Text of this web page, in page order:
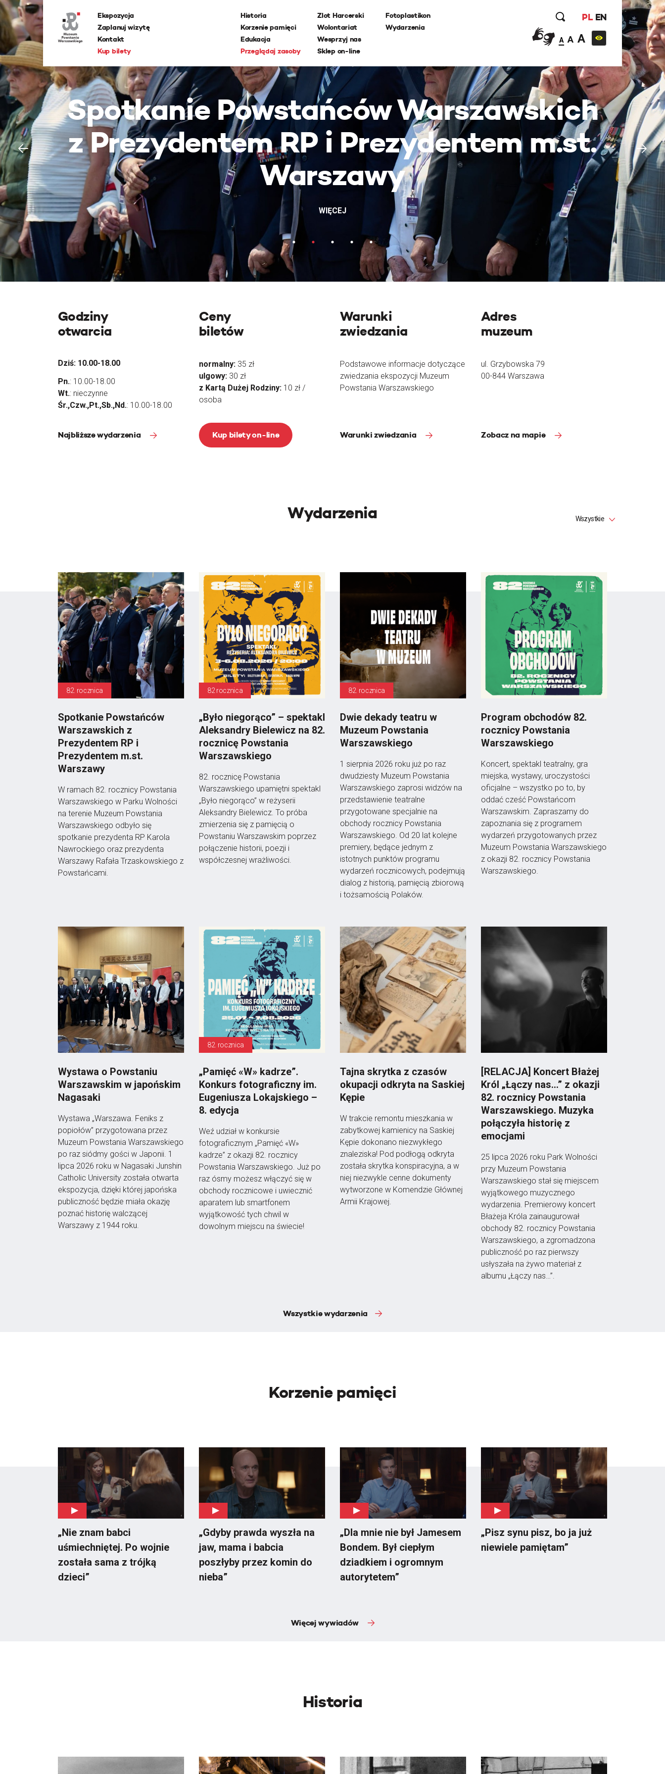
Ekspozycja
Zaplanuj wizytę
Kontakt
Kup bilety
Historia
Korzenie pamięci
Edukacja
Przeglądaj zasoby
Zlot Harcerski
Wolontariat
Wesprzyj nas
Sklep on-line
Fotoplastikon
Wydarzenia
PL EN
A A A
Spotkanie Powstańców Warszawskich
z Prezydentem RP i Prezydentem m.st.
Warszawy
WIĘCEJ
Godziny
otwarcia
Dziś: 10.00-18.00
Pn.: 10.00-18.00
Wt.: nieczynne
Śr.,Czw.,Pt.,Sb.,Nd.: 10.00-18.00
Najbliższe wydarzenia
Ceny
biletów
normalny: 35 zł
ulgowy: 30 zł
z Kartą Dużej Rodziny: 10 zł /
osoba
Kup bilety on-line
Warunki
zwiedzania
Podstawowe informacje dotyczące
zwiedzania ekspozycji Muzeum
Powstania Warszawskiego
Warunki zwiedzania
Adres
muzeum
ul. Grzybowska 79
00-844 Warszawa
Zobacz na mapie
Wydarzenia Wszystkie
82. rocznica
Spotkanie Powstańców
Warszawskich z
Prezydentem RP i
Prezydentem m.st.
Warszawy
W ramach 82. rocznicy Powstania
Warszawskiego w Parku Wolności
na terenie Muzeum Powstania
Warszawskiego odbyło się
spotkanie prezydenta RP Karola
Nawrockiego oraz prezydenta
Warszawy Rafała Trzaskowskiego z
Powstańcami.
82 rocznica
„Było niegorąco” – spektakl
Aleksandry Bielewicz na 82.
rocznicę Powstania
Warszawskiego
82. rocznicę Powstania
Warszawskiego upamiętni spektakl
„Było niegorąco” w reżyserii
Aleksandry Bielewicz. To próba
zmierzenia się z pamięcią o
Powstaniu Warszawskim poprzez
połączenie historii, poezji i
współczesnej wrażliwości.
82. rocznica
Dwie dekady teatru w
Muzeum Powstania
Warszawskiego
1 sierpnia 2026 roku już po raz
dwudziesty Muzeum Powstania
Warszawskiego zaprosi widzów na
przedstawienie teatralne
przygotowane specjalnie na
obchody rocznicy Powstania
Warszawskiego. Od 20 lat kolejne
premiery, będące jednym z
istotnych punktów programu
wydarzeń rocznicowych, podejmują
dialog z historią, pamięcią zbiorową
i tożsamością Polaków.
Program obchodów 82.
rocznicy Powstania
Warszawskiego
Koncert, spektakl teatralny, gra
miejska, wystawy, uroczystości
oficjalne – wszystko po to, by
oddać cześć Powstańcom
Warszawskim. Zapraszamy do
zapoznania się z programem
wydarzeń przygotowanych przez
Muzeum Powstania Warszawskiego
z okazji 82. rocznicy Powstania
Warszawskiego.
Wystawa o Powstaniu
Warszawskim w japońskim
Nagasaki
Wystawa „Warszawa. Feniks z
popiołów” przygotowana przez
Muzeum Powstania Warszawskiego
po raz siódmy gości w Japonii. 1
lipca 2026 roku w Nagasaki Junshin
Catholic University została otwarta
ekspozycja, dzięki której japońska
publiczność będzie miała okazję
poznać historię walczącej
Warszawy z 1944 roku.
82. rocznica
„Pamięć «W» kadrze”.
Konkurs fotograficzny im.
Eugeniusza Lokajskiego –
8. edycja
Weź udział w konkursie
fotograficznym „Pamięć «W»
kadrze” z okazji 82. rocznicy
Powstania Warszawskiego. Już po
raz ósmy możesz włączyć się w
obchody rocznicowe i uwiecznić
aparatem lub smartfonem
wyjątkowość tych chwil w
dowolnym miejscu na świecie!
Tajna skrytka z czasów
okupacji odkryta na Saskiej
Kępie
W trakcie remontu mieszkania w
zabytkowej kamienicy na Saskiej
Kępie dokonano niezwykłego
znaleziska! Pod podłogą odkryta
została skrytka konspiracyjna, a w
niej niezwykle cenne dokumenty
wytworzone w Komendzie Głównej
Armii Krajowej.
[RELACJA] Koncert Błażej
Król „Łączy nas…” z okazji
82. rocznicy Powstania
Warszawskiego. Muzyka
połączyła historię z
emocjami
25 lipca 2026 roku Park Wolności
przy Muzeum Powstania
Warszawskiego stał się miejscem
wyjątkowego muzycznego
wydarzenia. Premierowy koncert
Błażeja Króla zainaugurował
obchody 82. rocznicy Powstania
Warszawskiego, a zgromadzona
publiczność po raz pierwszy
usłyszała na żywo materiał z
albumu „Łączy nas…”.
Wszystkie wydarzenia
Korzenie pamięci
„Nie znam babci
uśmiechniętej. Po wojnie
została sama z trójką
dzieci”
„Gdyby prawda wyszła na
jaw, mama i babcia
poszłyby przez komin do
nieba”
„Dla mnie nie był Jamesem
Bondem. Był ciepłym
dziadkiem i ogromnym
autorytetem”
„Pisz synu pisz, bo ja już
niewiele pamiętam”
Więcej wywiadów
Historia